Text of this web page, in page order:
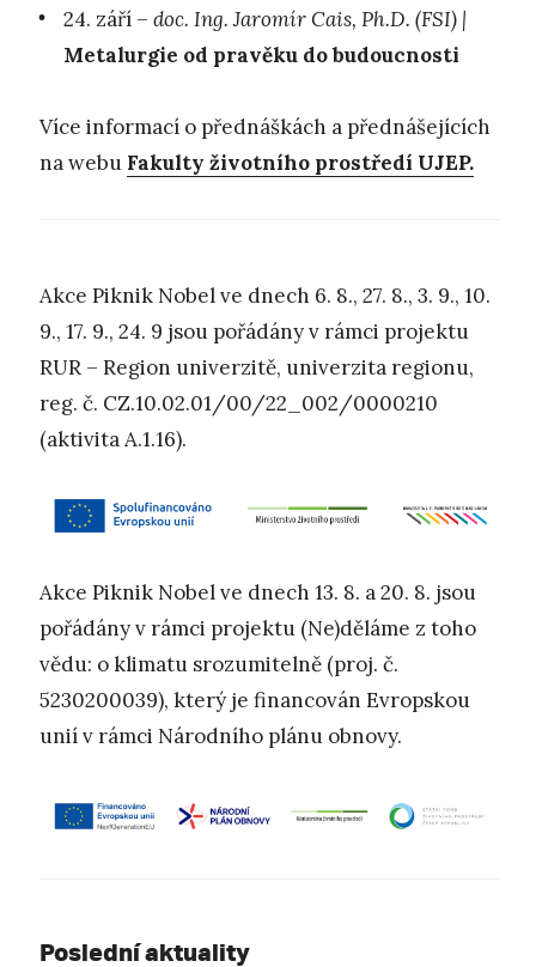
24. září – doc. Ing. Jaromír Cais, Ph.D. (FSI) |
Metalurgie od pravěku do budoucnosti
Více informací o přednáškách a přednášejících
na webu Fakulty životního prostředí UJEP.
Akce Piknik Nobel ve dnech 6. 8., 27. 8., 3. 9., 10.
9., 17. 9., 24. 9 jsou pořádány v rámci projektu
RUR – Region univerzitě, univerzita regionu,
reg. č. CZ.10.02.01/00/22_002/0000210
(aktivita A.1.16).
Akce Piknik Nobel ve dnech 13. 8. a 20. 8. jsou
pořádány v rámci projektu (Ne)děláme z toho
vědu: o klimatu srozumitelně (proj. č.
5230200039), který je financován Evropskou
unií v rámci Národního plánu obnovy.
Poslední aktuality